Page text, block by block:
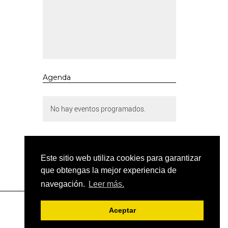
Este sitio web utiliza cookies para garantizar
que obtengas la mejor experiencia de
navegación.
Leer más.
Aceptar
Agenda
No hay eventos programados.